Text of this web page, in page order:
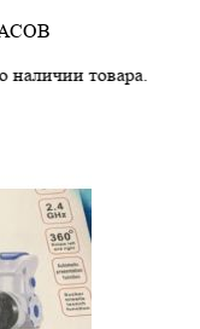
товара.